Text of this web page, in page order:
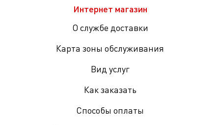
Интернет магазин
О службе доставки
Карта зоны обслуживания
Вид услуг
Как заказать
Способы оплаты